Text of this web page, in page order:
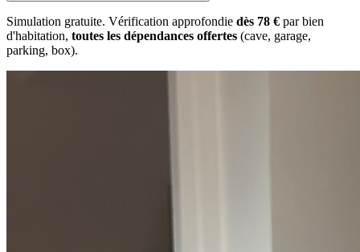
Simulation gratuite. Vérification approfondie dès 78 € par bien
d'habitation, toutes les dépendances offertes (cave, garage,
parking, box).